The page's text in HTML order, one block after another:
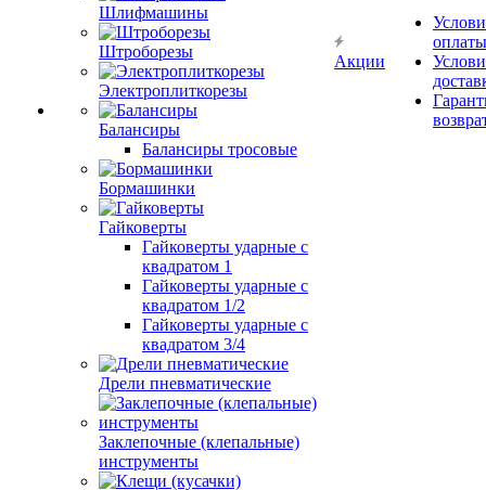
Шлифмашины
Штроборезы
Электроплиткорезы
Балансиры
Балансиры тросовые
Бормашинки
Гайковерты
Гайковерты ударные с
квадратом 1
Гайковерты ударные с
квадратом 1/2
Гайковерты ударные с
квадратом 3/4
Дрели пневматические
Заклепочные (клепальные)
инструменты
Акции
оплаты